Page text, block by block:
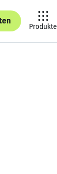
Produkte